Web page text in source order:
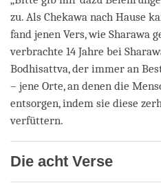
zu. Als Chekawa nach Hause
fand jenen Vers, wie Sharawa
verbrachte 14 Jahre bei
Bodhisattva, der immer an
– jene Orte, an denen die
entsorgen, indem sie diese
verfüttern.
Die acht Verse